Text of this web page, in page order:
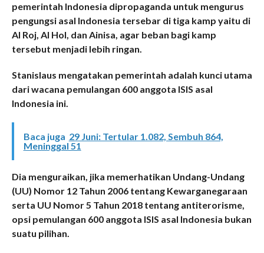
pemerintah Indonesia dipropaganda untuk mengurus
pengungsi asal Indonesia tersebar di tiga kamp yaitu di
Al Roj, Al Hol, dan Ainisa, agar beban bagi kamp
tersebut menjadi lebih ringan.
Stanislaus mengatakan pemerintah adalah kunci utama
dari wacana pemulangan 600 anggota ISIS asal
Indonesia ini.
Baca juga 29 Juni: Tertular 1.082, Sembuh 864,
Meninggal 51
Dia menguraikan, jika memerhatikan Undang-Undang
(UU) Nomor 12 Tahun 2006 tentang Kewarganegaraan
serta UU Nomor 5 Tahun 2018 tentang antiterorisme,
opsi pemulangan 600 anggota ISIS asal Indonesia bukan
suatu pilihan.